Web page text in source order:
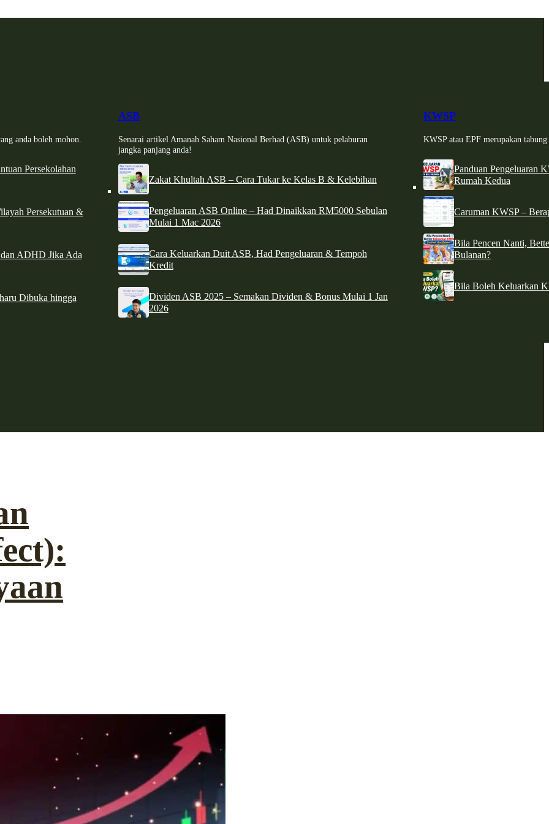
anda boleh mohon.
Persekolahan
Persekutuan &
ADHD Jika Ada
Dibuka hingga
ASB
Senarai artikel Amanah Saham Nasional Berhad (ASB) untuk pelaburan
jangka panjang anda!
Zakat Khultah ASB – Cara Tukar ke Kelas B & Kelebihan
Pengeluaran ASB Online – Had Dinaikkan RM5000 Sebulan
Mulai 1 Mac 2026
Cara Keluarkan Duit ASB, Had Pengeluaran & Tempoh
Kredit
Dividen ASB 2025 – Semakan Dividen & Bonus Mulai 1 Jan
2026
KWSP
KWSP atau EPF merupakan
Panduan Pengeluaran
Rumah Kedua
Caruman KWSP –
Bila Pencen Nanti,
Bulanan?
Bila Boleh Keluarkan